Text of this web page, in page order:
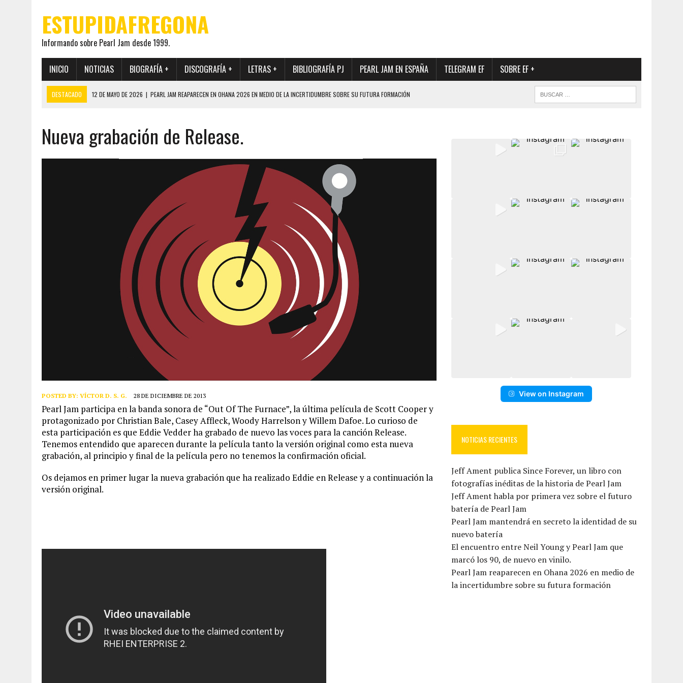
ESTUPIDAFREGONA
Informando sobre Pearl Jam desde 1999.
INICIO NOTICIAS BIOGRAFÍA + DISCOGRAFÍA + LETRAS + BIBLIOGRAFÍA PJ PEARL JAM EN ESPAÑA TELEGRAM EF SOBRE EF +
DESTACADO 12 DE MAYO DE 2026 | PEARL JAM REAPARECEN EN OHANA 2026 EN MEDIO DE LA INCERTIDUMBRE SOBRE SU FUTURA FORMACIÓN
JEFF AMENT HABLA POR PRIMERA VEZ SOBRE EL FUTURO BATERÍA DE PEARL JAM
22 DE MAYO DE 2026
| PEARL JAM MANTENDRÁ EN SECRETO LA IDENTIDAD DE SU NUEVO BATERÍA
19 DE MAYO DE 2026 | EL ENCUENTRO ENTRE NEIL YOUNG Y PEARL JAM QUE MARCÓ LOS 90, DE NUEVO EN VINILO.
Nueva grabación de Release.
POSTED BY: VÍCTOR D. S. G. 28 DE DICIEMBRE DE 2013
Pearl Jam participa en la banda sonora de “Out Of The Furnace”, la última película de Scott Cooper y
protagonizado por Christian Bale, Casey Affleck, Woody Harrelson y Willem Dafoe. Lo curioso de
esta participación es que Eddie Vedder ha grabado de nuevo las voces para la canción Release.
Tenemos entendido que aparecen durante la película tanto la versión original como esta nueva
grabación, al principio y final de la película pero no tenemos la confirmación oficial.
Os dejamos en primer lugar la nueva grabación que ha realizado Eddie en Release y a continuación la
versión original.
View on Instagram
NOTICIAS RECIENTES
Jeff Ament publica Since Forever, un libro con
fotografías inéditas de la historia de Pearl Jam
Jeff Ament habla por primera vez sobre el futuro
batería de Pearl Jam
Pearl Jam mantendrá en secreto la identidad de su
nuevo batería
El encuentro entre Neil Young y Pearl Jam que
marcó los 90, de nuevo en vinilo.
Pearl Jam reaparecen en Ohana 2026 en medio de
la incertidumbre sobre su futura formación